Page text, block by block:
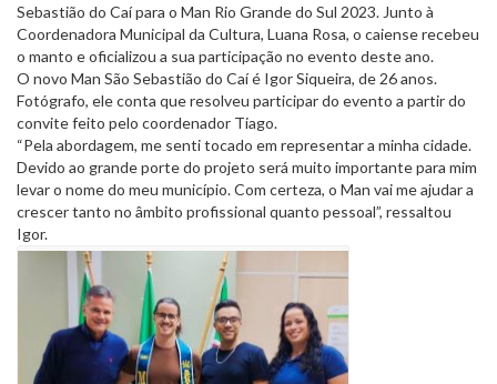
Sebastião do Caí para o Man Rio Grande do Sul 2023. Junto à
Coordenadora Municipal da Cultura, Luana Rosa, o caiense recebeu
o manto e oficializou a sua participação no evento deste ano.
O novo Man São Sebastião do Caí é Igor Siqueira, de 26 anos.
Fotógrafo, ele conta que resolveu participar do evento a partir do
convite feito pelo coordenador Tiago.
“Pela abordagem, me senti tocado em representar a minha cidade.
Devido ao grande porte do projeto será muito importante para mim
levar o nome do meu município. Com certeza, o Man vai me ajudar a
crescer tanto no âmbito profissional quanto pessoal”, ressaltou
Igor.